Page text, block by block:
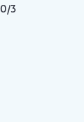
3